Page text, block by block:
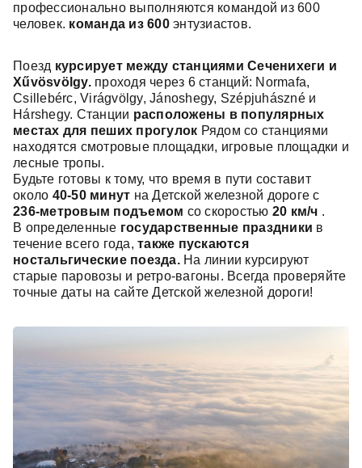
профессионально выполняются командой из 600
человек. команда из 600энтузиастов.
Поезд курсирует между станциями Сеченихеги и
Хűvösvölgy.проходя через 6 станций: Normafa,
Csillebérc, Virágvölgy, Jánoshegy, Szépjuhászné и
Hárshegy. Станции расположены в популярных
местах для пеших прогулок Рядом со станциями
находятся смотровые площадки, игровые площадки и
лесные тропы.
Будьте готовы к тому, что время в пути составит
около 40-50 минут на Детской железной дороге с
236-метровым подъемом со скоростью 20 км/ч .
В определенные государственные праздники в
течение всего года, также пускаются
ностальгические поезда.На линии курсируют
старые паровозы и ретро-вагоны. Всегда проверяйте
точные даты на сайте Детской железной дороги!